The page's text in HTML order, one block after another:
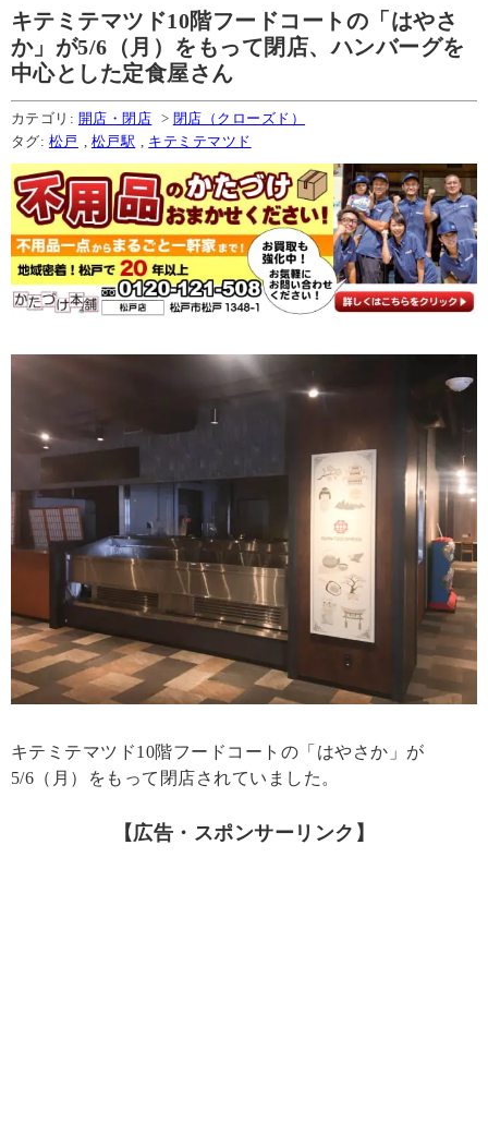
キテミテマツド10階フードコートの「はやさ
か」が5/6（月）をもって閉店、ハンバーグを
中心とした定食屋さん
カテゴリ: 開店・閉店 > 閉店（クローズド）
タグ: 松戸 松戸駅 キテミテマツド
キテミテマツド10階フードコートの「はやさか」が
5/6（月）をもって閉店されていました。
【広告・スポンサーリンク】